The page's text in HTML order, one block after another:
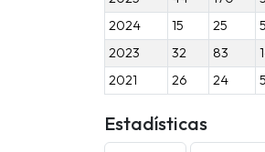
2024
15 25 5
2023
32 83
2021
26 24 5
Estadísticas